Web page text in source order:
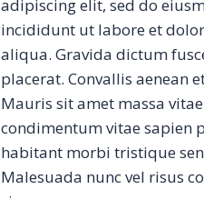
adipiscing elit, sed do
incididunt ut labore et
aliqua. Gravida dictum
placerat. Convallis aenean
Mauris sit amet massa
condimentum vitae sapien
habitant morbi tristique
Malesuada nunc vel risus